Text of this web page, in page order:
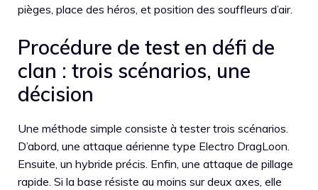
pièges, place des héros, et position des souffleurs d’air.
Procédure de test en défi de
clan : trois scénarios, une
décision
Une méthode simple consiste à tester trois scénarios.
D’abord, une attaque aérienne type Electro DragLoon.
Ensuite, un hybride précis. Enfin, une attaque de pillage
rapide. Si la base résiste au moins sur deux axes, elle